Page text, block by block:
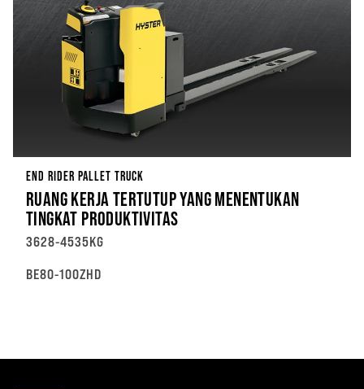
END RIDER PALLET TRUCK
RUANG KERJA TERTUTUP YANG MENENTUKAN
TINGKAT PRODUKTIVITAS
3628-4535KG
BE80-100ZHD